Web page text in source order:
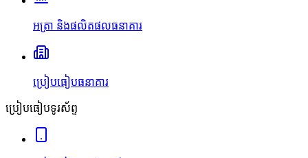
អត្រា និងផលិតផលធនាគារ
ប្រៀបធៀបធនាគារ
ប្រៀបធៀបទូរស័ព្ទ